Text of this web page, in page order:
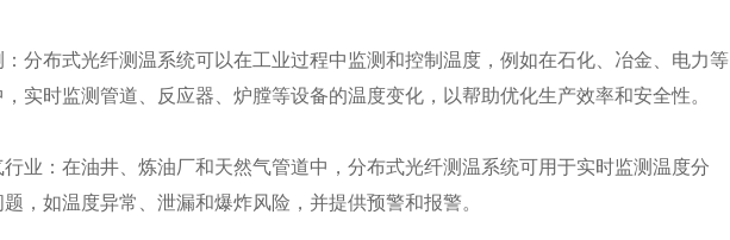
布式光纤测温系统可以在工业过程中监测和控制温度，例如在石化、冶金、电力等
实时监测管道、反应器、炉膛等设备的温度变化，以帮助优化生产效率和安全性。
：在油井、炼油厂和天然气管道中，分布式光纤测温系统可用于实时监测温度分
，如温度异常、泄漏和爆炸风险，并提供预警和报警。